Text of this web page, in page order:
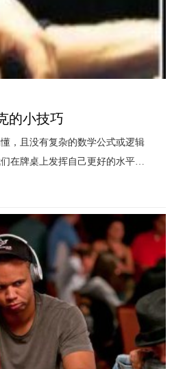
的小技巧
，且没有复杂的数学公式或逻辑
在牌桌上发挥自己更好的水平，